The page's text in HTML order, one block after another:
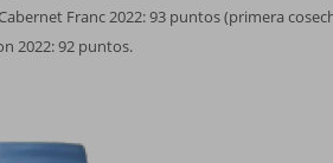
Franc 2022: 93 puntos (primera
2022: 92 puntos.